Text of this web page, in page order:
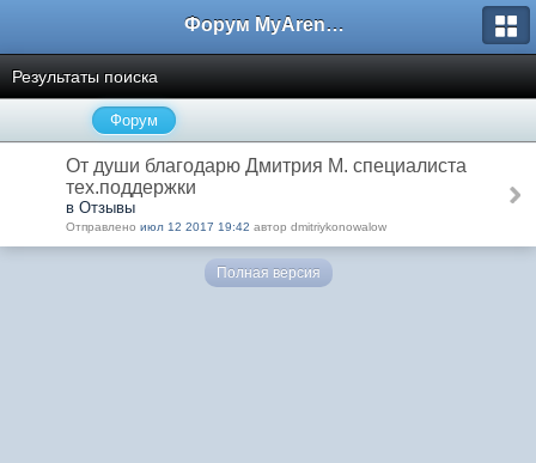
Форум MyArena.ru
Результаты поиска
Форум
От души благодарю Дмитрия М. специалиста
тех.поддержки
в Отзывы
Отправлено июл 12 2017 19:42 автор dmitriykonowalow
Полная версия